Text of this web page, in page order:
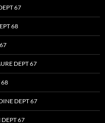
67
68
DEPT 67
68
DEPT 67
DEPT 67